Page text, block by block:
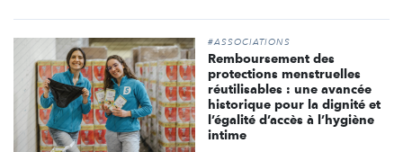
#ASSOCIATIONS
Remboursement des
protections menstruelles
réutilisables : une avancée
historique pour la dignité et
l’égalité d’accès à l’hygiène
intime